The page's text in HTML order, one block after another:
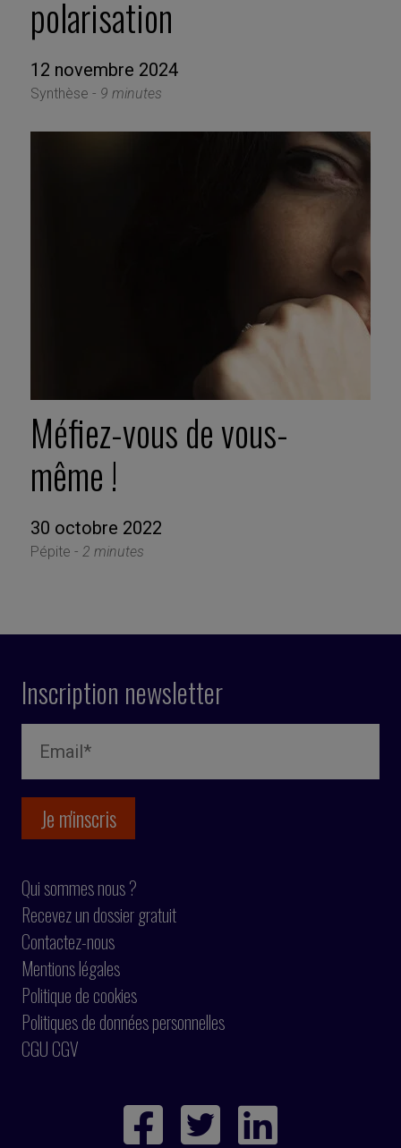
polarisation
12 novembre 2024
Synthèse - 9 minutes
Méfiez-vous de vous-
même !
30 octobre 2022
Pépite - 2 minutes
Inscription newsletter
Qui sommes nous ?
Recevez un dossier gratuit
Contactez-nous
Mentions légales
Politique de cookies
Politiques de données personnelles
CGU CGV